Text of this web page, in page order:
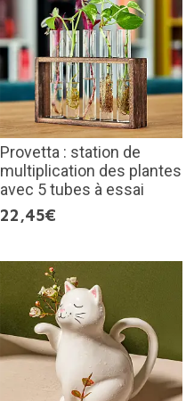
Provetta : station de
multiplication des plantes
avec 5 tubes à essai
22,45€